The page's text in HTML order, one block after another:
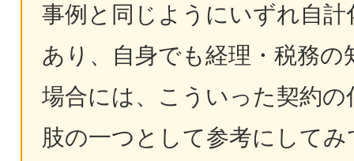
事例と同じようにいずれ自計
あり、自身でも経理・税務の
場合には、こういった契約の
肢の一つとして参考にして